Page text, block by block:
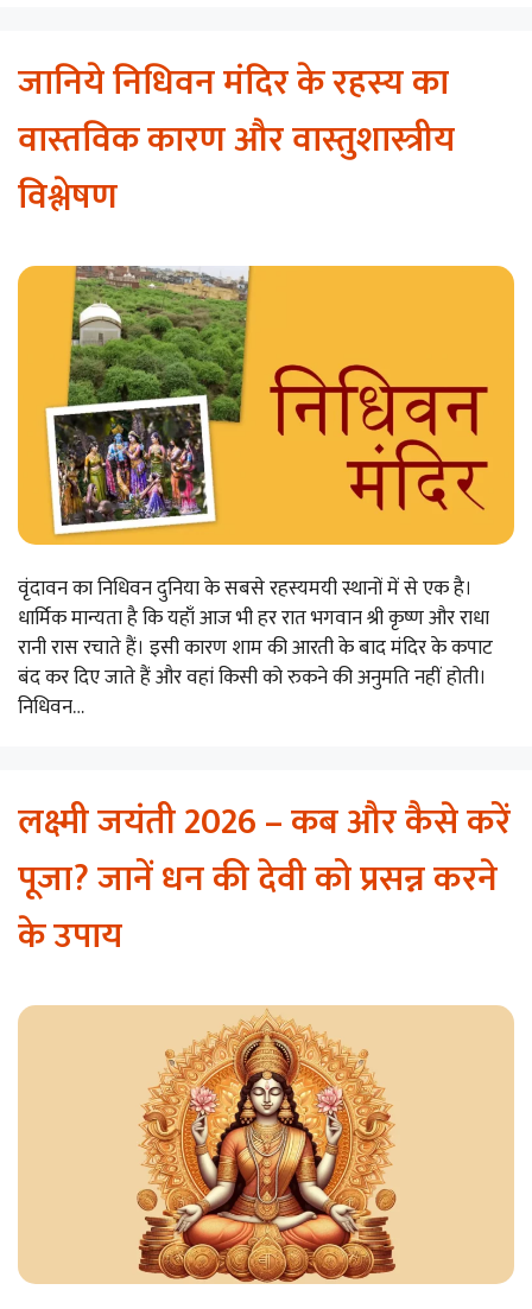
जानिये निधिवन मंदिर के रहस्य का
वास्तविक कारण और वास्तुशास्त्रीय
विश्लेषण
वृंदावन का निधिवन दुनिया के सबसे रहस्यमयी स्थानों में से एक है।
धार्मिक मान्यता है कि यहाँ आज भी हर रात भगवान श्री कृष्ण और राधा
रानी रास रचाते हैं। इसी कारण शाम की आरती के बाद मंदिर के कपाट
बंद कर दिए जाते हैं और वहां किसी को रुकने की अनुमति नहीं होती।
निधिवन…
लक्ष्मी जयंती 2026 – कब और कैसे करें
पूजा? जानें धन की देवी को प्रसन्न करने
के उपाय